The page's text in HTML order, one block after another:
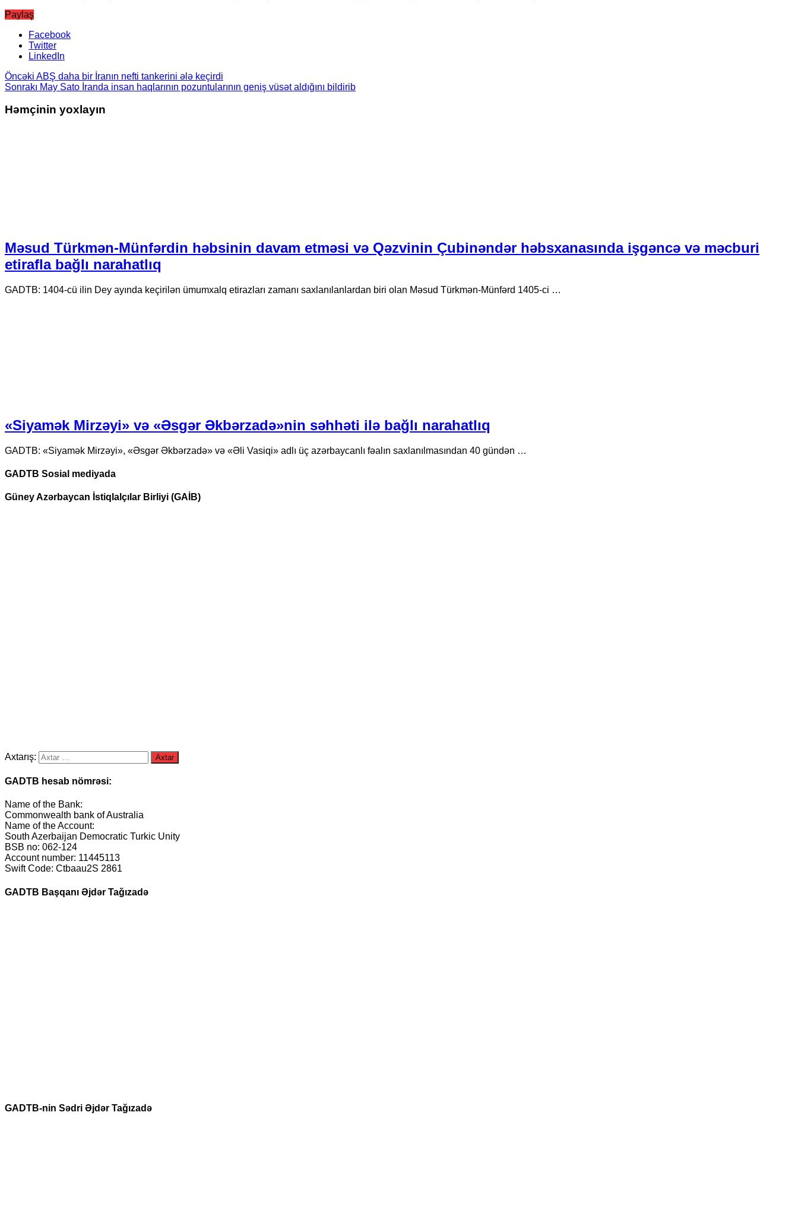
Paylaş
Facebook
Twitter
LinkedIn
Öncəki ABŞ daha bir İranın nefti tankerini ələ keçirdi
Sonrakı May Sato İranda insan haqlarının pozuntularının geniş vüsət aldığını bildirib
Həmçinin yoxlayın
Məsud Türkmən-Münfərdin həbsinin davam etməsi və Qəzvinin Çubinəndər həbsxanasında işgəncə və məcburi
etirafla bağlı narahatlıq
GADTB: 1404-cü ilin Dey ayında keçirilən ümumxalq etirazları zamanı saxlanılanlardan biri olan Məsud Türkmən-Münfərd 1405-ci …
«Siyamək Mirzəyi» və «Əsgər Əkbərzadə»nin səhhəti ilə bağlı narahatlıq
GADTB: «Siyamək Mirzəyi», «Əsgər Əkbərzadə» və «Əli Vasiqi» adlı üç azərbaycanlı fəalın saxlanılmasından 40 gündən …
GADTB Sosial mediyada
Güney Azərbaycan İstiqlalçılar Birliyi (GAİB)
Axtarış:
GADTB hesab nömrəsi:
Name of the Bank:
Commonwealth bank of Australia
Name of the Account:
South Azerbaijan Democratic Turkic Unity
BSB no: 062-124
Account number: 11445113
Swift Code: Ctbaau2S 2861
GADTB Başqanı Əjdər Tağızadə
GADTB-nin Sədri Əjdər Tağızadə